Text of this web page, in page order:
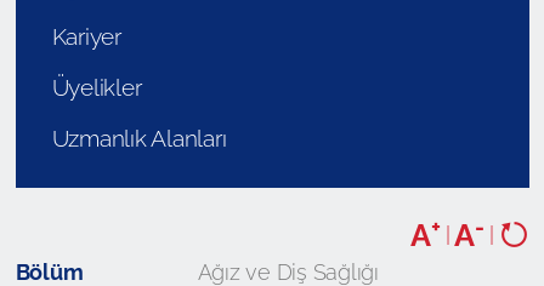
Kariyer
Üyelikler
Uzmanlık Alanları
A+ A-
Bölüm
Ağız ve Diş Sağlığı